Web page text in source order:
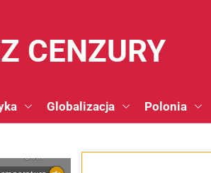
CENZURY
Globalizacja Polonia